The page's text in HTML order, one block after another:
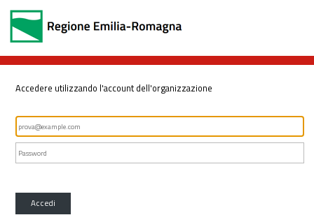
Accedere utilizzando l'account dell'organizzazione
Accedi